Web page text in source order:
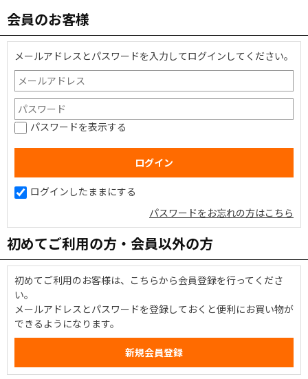
会員のお客様
メールアドレスとパスワードを入力してログインしてください。
パスワードを表示する
ログインしたままにする
パスワードをお忘れの方はこちら
初めてご利用の方・会員以外の方
初めてご利用のお客様は、こちらから会員登録を行ってくださ
い。
メールアドレスとパスワードを登録しておくと便利にお買い物が
できるようになります。